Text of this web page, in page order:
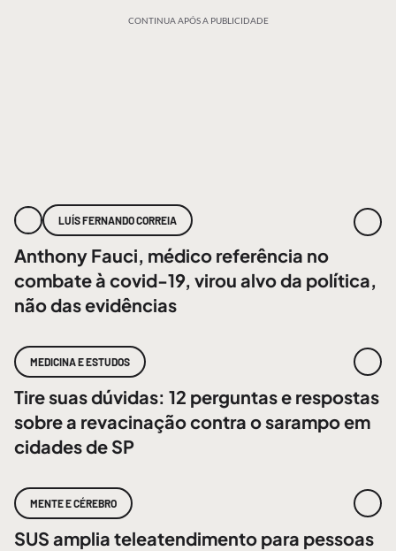
CONTINUA APÓS A PUBLICIDADE
LUÍS FERNANDO CORREIA
Anthony Fauci, médico referência no
combate à covid-19, virou alvo da política,
não das evidências
MEDICINA E ESTUDOS
Tire suas dúvidas: 12 perguntas e respostas
sobre a revacinação contra o sarampo em
cidades de SP
MENTE E CÉREBRO
SUS amplia teleatendimento para pessoas